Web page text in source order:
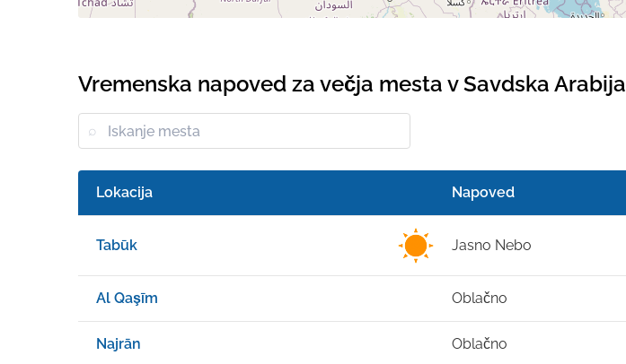
Vremenska napoved za večja mesta v Savdska Arabija
Lokacija Napoved
Tabūk Jasno Nebo
Al Qaşīm Oblačno
Najrān Oblačno